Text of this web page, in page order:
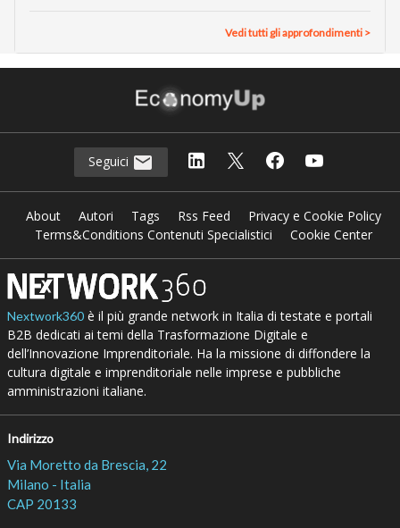
Vedi tutti gli approfondimenti >
Seguici
About Autori Tags Rss Feed
Privacy e Cookie Policy
Terms&Conditions Contenuti Specialistici
Cookie Center
Nextwork360è il più grande network in Italia di testate e portali
B2B dedicati ai temi della Trasformazione Digitale e
dell’Innovazione Imprenditoriale. Ha la missione di diffondere la
cultura digitale e imprenditoriale nelle imprese e pubbliche
amministrazioni italiane.
Indirizzo
Via Moretto da Brescia, 22
Milano - Italia
CAP 20133